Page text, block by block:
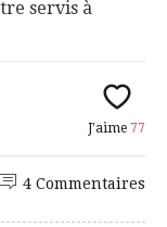
servis à
J'aime 77
4 Commentaires